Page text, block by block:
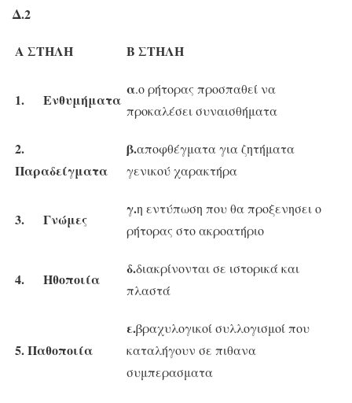
Δ.2
Α ΣΤΗΛΗ Β ΣΤΗΛΗ
1. Ενθυμήματα
α.ο ρήτορας προσπαθεί να
προκαλέσει συναισθήματα
2.
Παραδείγματα
β.αποφθέγματα για ζητήματα
γενικού χαρακτήρα
3. Γνώμες
γ.η εντύπωση που θα προξενησει ο
ρήτορας στο ακροατήριο
4. Ηθοποιία
δ.διακρίνονται σε ιστορικά και
πλαστά
5.Παθοποιία
ε.βραχυλογικοί συλλογισμοί που
καταλήγουν σε πιθανα
συμπερασματα